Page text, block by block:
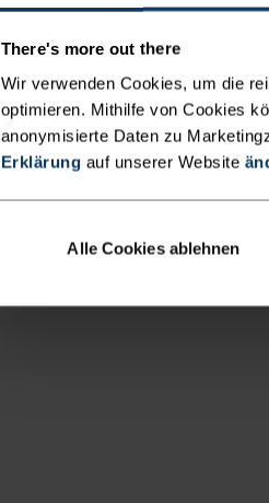
There's more out there
Wir verwenden Cookies, um die
optimieren. Mithilfe von Cookies
anonymisierte Daten zu
Erklärung auf unserer Website
Alle Cookies ablehnen